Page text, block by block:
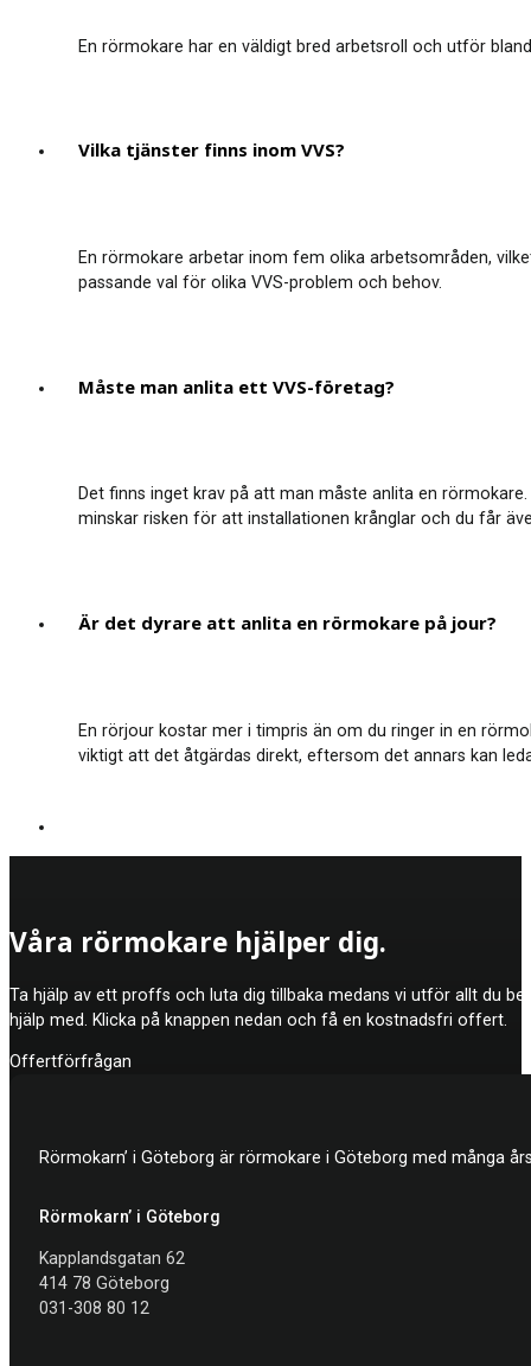
En rörmokare har en väldigt bred arbetsroll och utför
Vilka tjänster finns inom VVS?
En rörmokare arbetar inom fem olika arbetsområden,
passande val för olika VVS-problem och behov.
Måste man anlita ett VVS-företag?
Det finns inget krav på att man måste anlita en
minskar risken för att installationen krånglar och du får
Är det dyrare att anlita en rörmokare på jour?
En rörjour kostar mer i timpris än om du ringer in en
viktigt att det åtgärdas direkt, eftersom det annars kan
Våra rörmokare hjälper dig.
Ta hjälp av ett proffs och luta dig tillbaka medans vi utför allt du
hjälp med. Klicka på knappen nedan och få en kostnadsfri offert.
Offertförfrågan
Rörmokarn’ i Göteborg är rörmokare i Göteborg med många
Rörmokarn’ i Göteborg
Kapplandsgatan 62
414 78 Göteborg
031-308 80 12